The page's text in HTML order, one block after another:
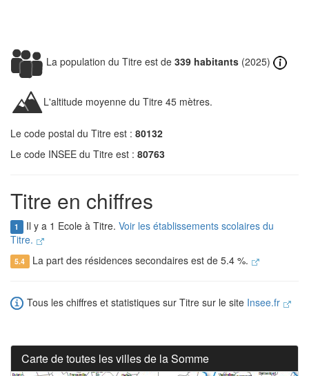
La population du Titre est de 339 habitants (2025)
L'altitude moyenne du Titre 45 mètres.
Le code postal du Titre est : 80132
Le code INSEE du Titre est : 80763
Titre en chiffres
1 Il y a 1 Ecole à Titre. Voir les établissements scolaires du
Titre.
5.4 La part des résidences secondaires est de 5.4 %.
Tous les chiffres et statistiques sur Titre sur le site Insee.fr
Carte de toutes les villes de la Somme